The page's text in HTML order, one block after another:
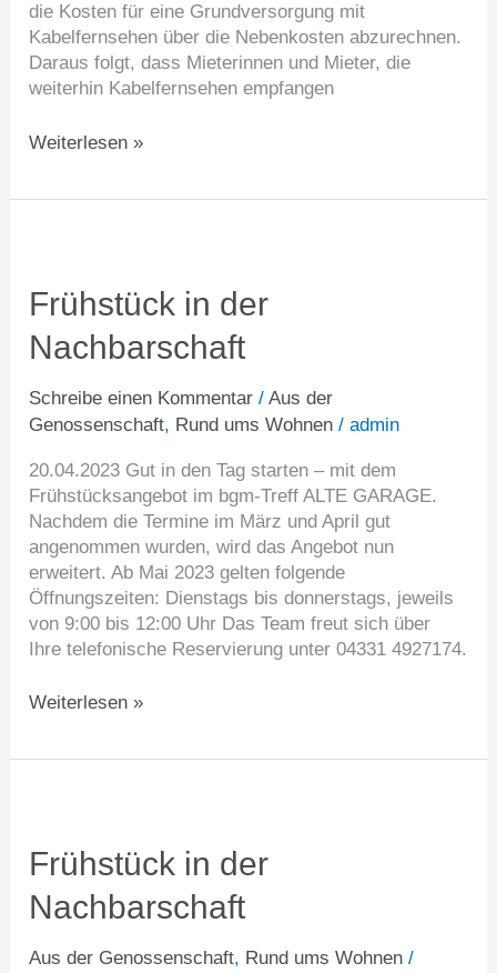
die Kosten für eine Grundversorgung mit
Kabelfernsehen über die Nebenkosten abzurechnen.
Daraus folgt, dass Mieterinnen und Mieter, die
weiterhin Kabelfernsehen empfangen
Weiterlesen »
Frühstück in der
Nachbarschaft
Schreibe einen Kommentar /Aus der
Genossenschaft, Rund ums Wohnen /admin
20.04.2023 Gut in den Tag starten – mit dem
Frühstücksangebot im bgm-Treff ALTE GARAGE.
Nachdem die Termine im März und April gut
angenommen wurden, wird das Angebot nun
erweitert. Ab Mai 2023 gelten folgende
Öffnungszeiten: Dienstags bis donnerstags, jeweils
von 9:00 bis 12:00 Uhr Das Team freut sich über
Ihre telefonische Reservierung unter 04331 4927174.
der
Nachbarschaft
Weiterlesen »
Frühstück in der
Nachbarschaft
Aus der Genossenschaft, Rund ums Wohnen /
der
Nachbarschaft